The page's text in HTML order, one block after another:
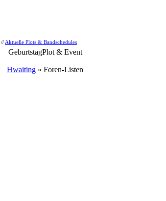
// Aktuelle Plots & Bandschedules
GeburtstagPlot & Event
Hwaiting » Foren-Listen